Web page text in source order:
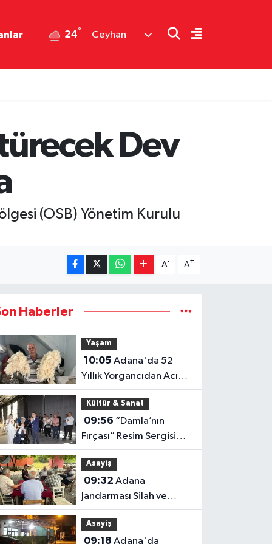
24° Ceyhan
Dev
(OSB) Yönetim Kurulu
A- A+
Haberler
Yaşam
10:05
Yıllık Yorgancıdan Acı
Reçete "Mesleğimiz
Yok Olma Noktasına
Geldi"
Kültür & Sanat
09:56
Fırçası” Resim Sergisi
Sanatseverlerden
Yoğun İlgi Gördü
Asayiş
09:32
Jandarması Silah ve
Bireysel Silahlanmaya
Karşı Sahada
Asayiş
09:18